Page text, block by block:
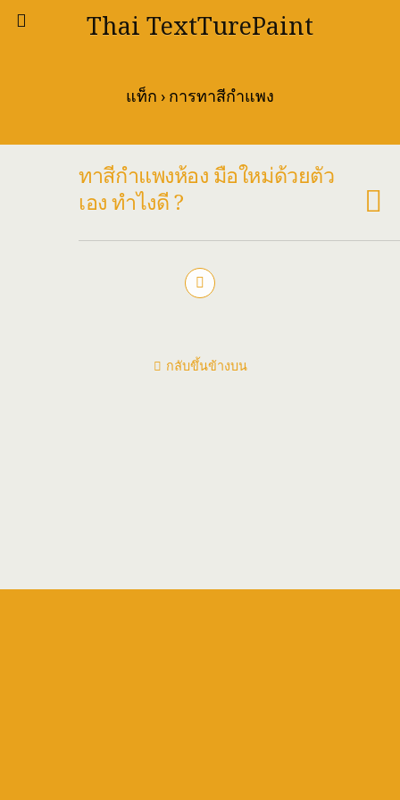
Thai TextTurePaint
แท็ก › การทาสีกำแพง
ทาสีกำแพงห้อง มือใหม่ด้วยตัว
เอง ทำไงดี ?
กลับขึ้นข้างบน